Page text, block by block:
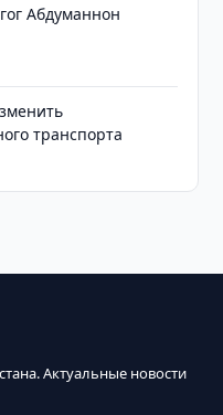
Абдуманнон
транспорта
Актуальные новости